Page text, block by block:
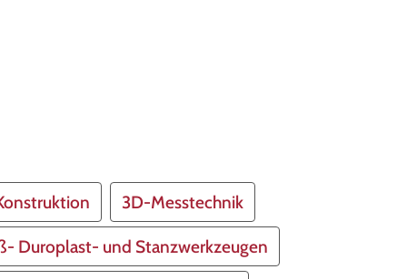
3D-Messtechnik
Duroplast- und Stanzwerkzeugen